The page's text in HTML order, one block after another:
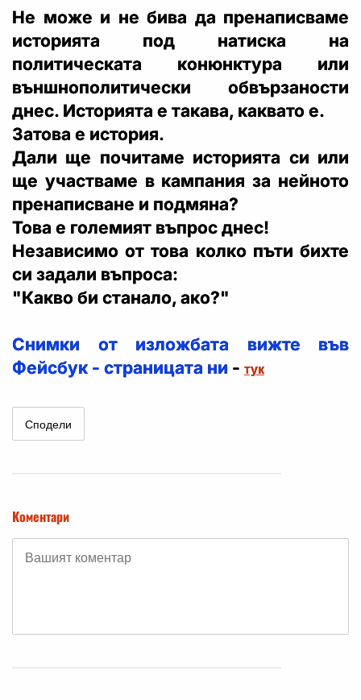
Не може и не бива да пренаписваме
историята под натиска на
политическата конюнктура или
външнополитически обвързаности
днес. Историята е такава, каквато е.
Затова е история.
Дали ще почитаме историята си или
ще участваме в кампания за нейното
пренаписване и подмяна?
Това е големият въпрос днес!
Независимо от това колко пъти бихте
си задали въпроса:
"Какво би станало, ако?"
Снимки от изложбата вижте във
Фейсбук - страницата ни - тук
Сподели
Коментари